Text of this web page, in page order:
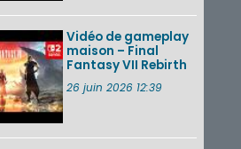
août 2026...
Les sorties eShop de
la semaine 31 de
2026 (Xenoblade
Chronicles 2 –
Vidéo de gameplay
maison – Final
Fantasy VII Rebirth
26 juin 2026 12:39